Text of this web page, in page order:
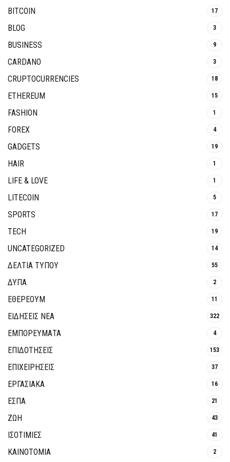
BITCOIN 17
BLOG 3
BUSINESS 9
CARDANO 3
CRUPTOCURRENCIES 18
ETHEREUM 15
FASHION 1
FOREX 4
GADGETS 19
HAIR 1
LIFE & LOVE 1
LITECOIN 5
SPORTS 17
TECH 19
UNCATEGORIZED 14
ΔΕΛΤΙΑ ΤΥΠΟΥ 55
ΔΥΠΑ 2
ΕΘΈΡΕΟΥΜ 11
ΕΙΔΗΣΕΙΣ ΝΕΑ 322
ΕΜΠΟΡΕΥΜΑΤΑ 4
ΕΠΙΔΟΤΗΣΕΙΣ 153
ΕΠΙΧΕΙΡΗΣΕΙΣ 37
ΕΡΓΑΣΙΑΚΑ 16
ΕΣΠΑ 21
ΖΩΗ 43
ΙΣΟΤΙΜΙΕΣ 41
ΚΑΙΝΟΤΟΜΊΑ 2